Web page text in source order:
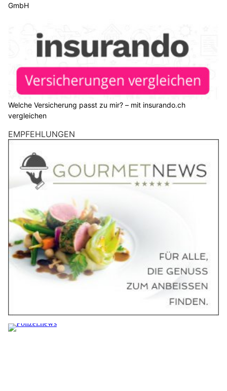
GmbH
Welche Versicherung passt zu mir? – mit insurando.ch
vergleichen
EMPFEHLUNGEN